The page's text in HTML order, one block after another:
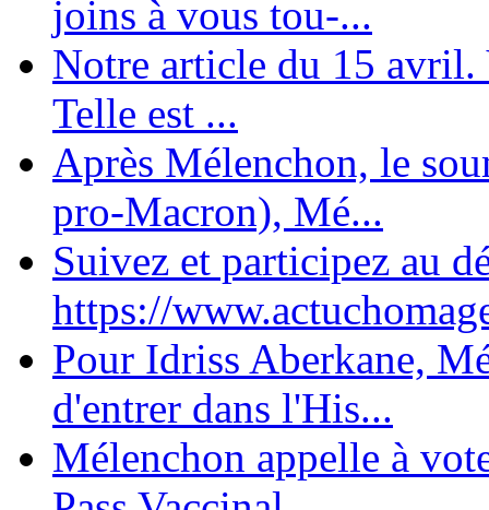
joins à vous tou-...
Notre article du 15 avril.
Telle est ...
Après Mélenchon, le
pro-Macron), Mé...
Suivez et participez au
https://
Pour Idriss Aberkane,
d'entrer dans l'His...
Mélenchon appelle à